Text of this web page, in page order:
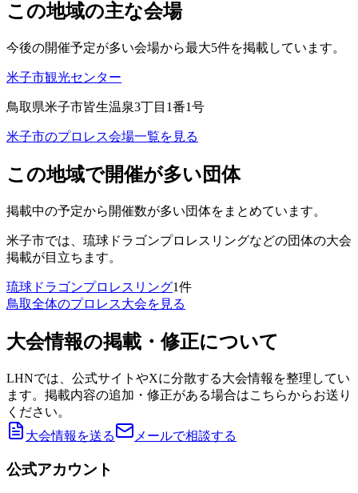
この地域の主な会場
今後の開催予定が多い会場から最大5件を掲載しています。
米子市観光センター
鳥取県米子市皆生温泉3丁目1番1号
米子市のプロレス会場一覧を見る
この地域で開催が多い団体
掲載中の予定から開催数が多い団体をまとめています。
米子市では、 琉球ドラゴンプロレスリングなどの団体の大会
掲載が目立ちます。
琉球ドラゴンプロレスリング1件
鳥取全体のプロレス大会を見る
大会情報の掲載・修正について
LHNでは、公式サイトやXに分散する大会情報を整理してい
ます。掲載内容の追加・修正がある場合はこちらからお送り
ください。
大会情報を送る
メールで相談する
公式アカウント